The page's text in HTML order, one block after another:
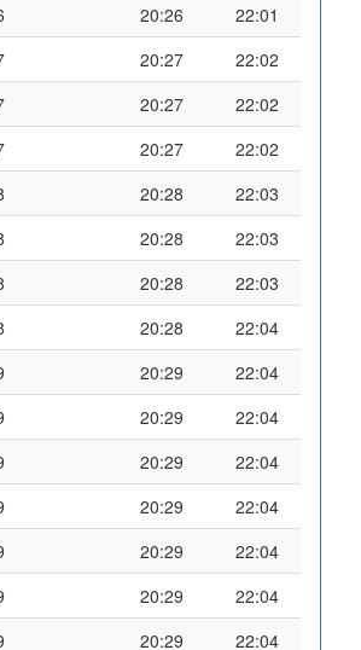
20:26
22:01
20:27
22:02
20:27
22:02
20:27
22:02
20:28
22:03
20:28
22:03
20:28
22:03
20:28
22:04
20:29
22:04
20:29
22:04
20:29
22:04
20:29
22:04
20:29
22:04
20:29
22:04
20:29
22:04